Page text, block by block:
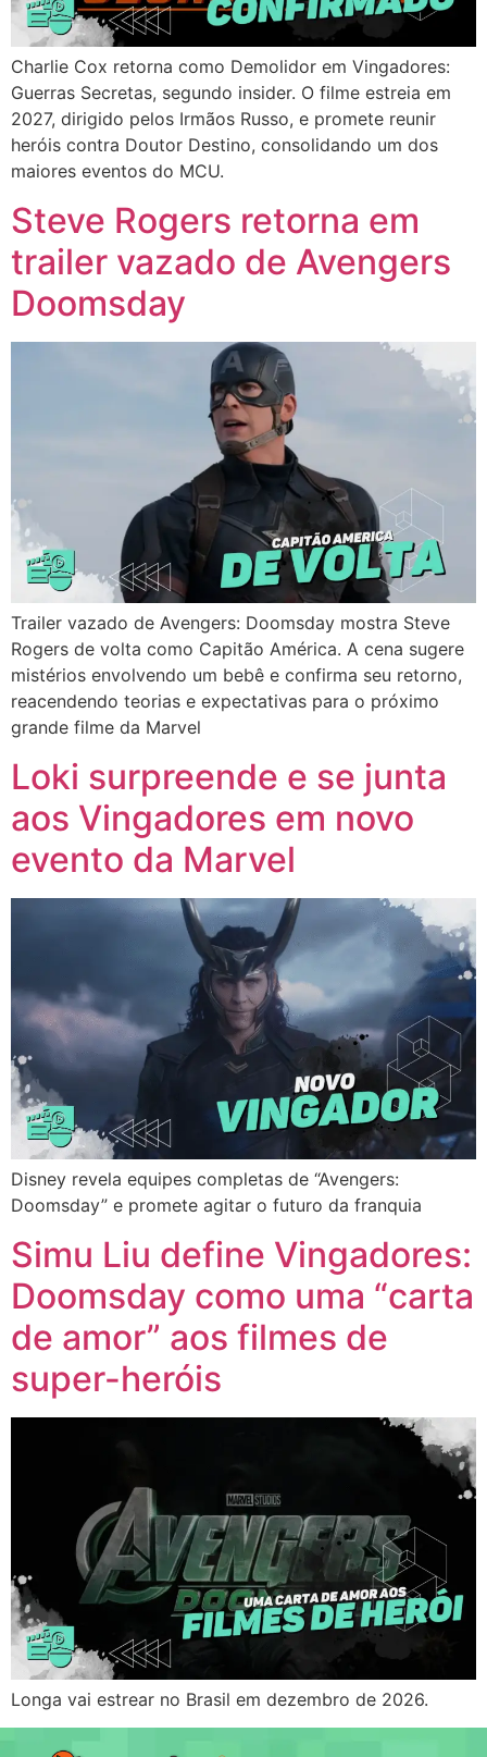
Charlie Cox retorna como Demolidor em Vingadores:
Guerras Secretas, segundo insider. O filme estreia em
2027, dirigido pelos Irmãos Russo, e promete reunir
heróis contra Doutor Destino, consolidando um dos
maiores eventos do MCU.
Steve Rogers retorna em
trailer vazado de Avengers
Doomsday
Trailer vazado de Avengers: Doomsday mostra Steve
Rogers de volta como Capitão América. A cena sugere
mistérios envolvendo um bebê e confirma seu retorno,
reacendendo teorias e expectativas para o próximo
grande filme da Marvel
Loki surpreende e se junta
aos Vingadores em novo
evento da Marvel
Disney revela equipes completas de “Avengers:
Doomsday” e promete agitar o futuro da franquia
Simu Liu define Vingadores:
Doomsday como uma “carta
de amor” aos filmes de
super-heróis
Longa vai estrear no Brasil em dezembro de 2026.